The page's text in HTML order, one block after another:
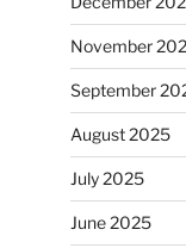
November
September
August 2025
July 2025
June 2025